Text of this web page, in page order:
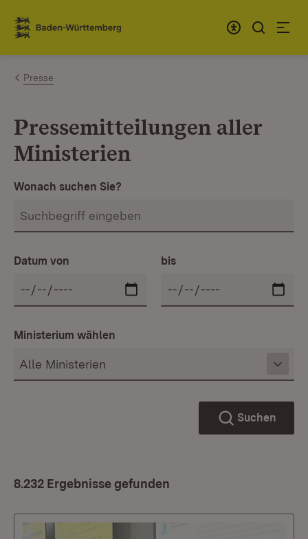
Zum Inhalt springen
Link zur Startseite
Presse
Pressemitteilungen aller
Ministerien
Wonach suchen Sie?
Datum von bis
Ministerium wählen
Suchen
8.232 Ergebnisse gefunden